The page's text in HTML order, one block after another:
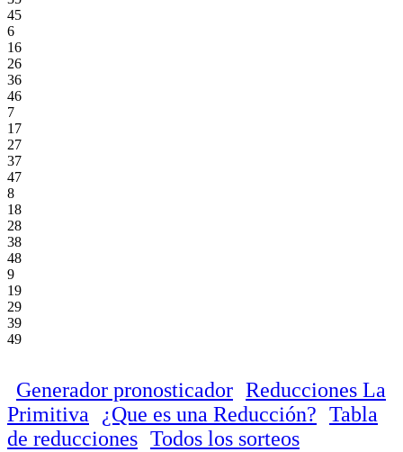
45
6
16
26
36
46
7
17
27
37
47
8
18
28
38
48
9
19
29
39
49
Generador pronosticador Reducciones La
Primitiva
¿Que es una Reducción? Tabla
de reducciones Todos los sorteos